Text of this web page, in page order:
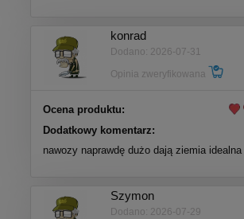
konrad
Dodano: 2026-07-31
Opinia zweryfikowana
Ocena produktu:
Dodatkowy komentarz:
nawozy naprawdę dużo dają ziemia idealna
Szymon
Dodano: 2026-07-29